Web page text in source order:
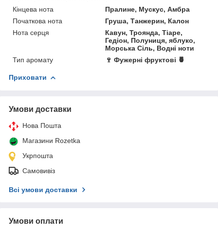
Кінцева нота
Пралине, Мускус, Амбра
Початкова нота
Груша, Танжерин, Калон
Нота серця
Кавун, Троянда, Тіаре,
Гедіон, Полуниця, яблуко,
Морська Сіль, Водні ноти
Тип аромату
🍷 Фужерні фруктові 🍍
Приховати
Умови доставки
Нова Пошта
Магазини Rozetka
Укрпошта
Самовивіз
Всі умови доставки
Умови оплати